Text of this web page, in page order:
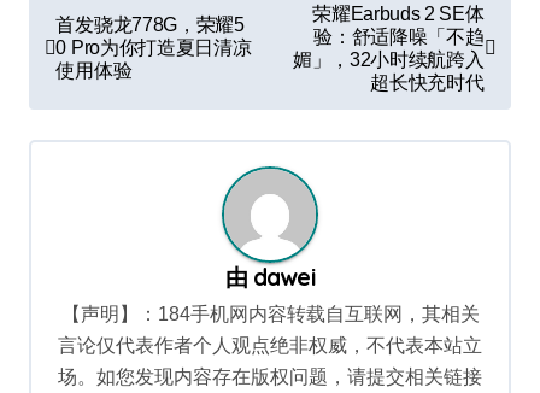
章
导
首发骁龙778G，荣耀5
0 Pro为你打造夏日清凉
使用体验
荣耀Earbuds 2 SE体
验：舒适降噪「不趋
媚」，32小时续航跨入
超长快充时代
由 dawei
【声明】：184手机网内容转载自互联网，其相关
言论仅代表作者个人观点绝非权威，不代表本站立
场。如您发现内容存在版权问题，请提交相关链接